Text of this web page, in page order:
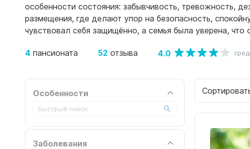
особенности состояния: забывчивость, тревожность,
размещения, где делают упор на безопасность,
чувствовал себя защищённо, а семья была уверена, что
4 пансионата 52 отзыва 4.0
Особенности
Заболевания